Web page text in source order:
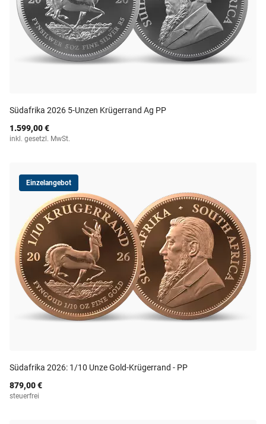
Südafrika 2026 5-Unzen Krügerrand Ag PP
1.599,00 €
inkl. gesetzl. MwSt.
Einzelangebot
Südafrika 2026: 1/10 Unze Gold-Krügerrand - PP
879,00 €
steuerfrei